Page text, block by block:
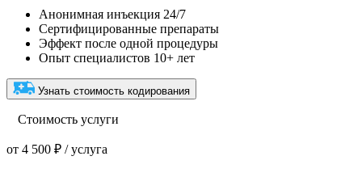
Анонимная инъекция 24/7
Сертифицированные препараты
Эффект после одной процедуры
Опыт специалистов 10+ лет
Узнать стоимость кодирования
Стоимость услуги
от 4 500 ₽ / услуга